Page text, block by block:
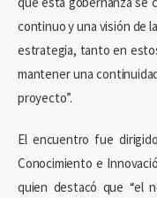
continuo y una visión de
estrategia, tanto en
mantener una
proyecto”.
El encuentro fue
Conocimiento e
quien destacó que “el